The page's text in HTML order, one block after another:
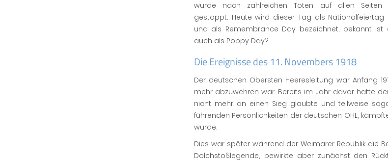
wurde nach zahlreichen Toten auf allen Seiten
gestoppt. Heute wird dieser Tag als Nationalfeiertag
und als Remembrance Day bezeichnet, bekannt ist
auch als Poppy Day?
Die Ereignisse des 11. Novembers 1918
Der deutschen Obersten Heeresleitung war Anfang
mehr abzuwehren war. Bereits im Jahr davor hatte
nicht mehr an einen Sieg glaubte und teilweise
führenden Persönlichkeiten der deutschen OHL,
wurde.
Dies war später während der Weimarer Republik die
Dolchstoßlegende, bewirkte aber zunächst den